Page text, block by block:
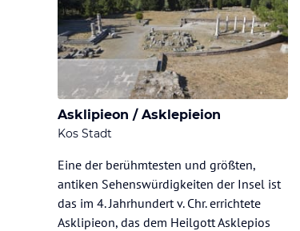
Asklipieon / Asklepieion
Kos Stadt
Eine der berühmtesten und größten,
antiken Sehenswürdigkeiten der Insel ist
das im 4. Jahrhundert v. Chr. errichtete
Asklipieon, das dem Heilgott Asklepios